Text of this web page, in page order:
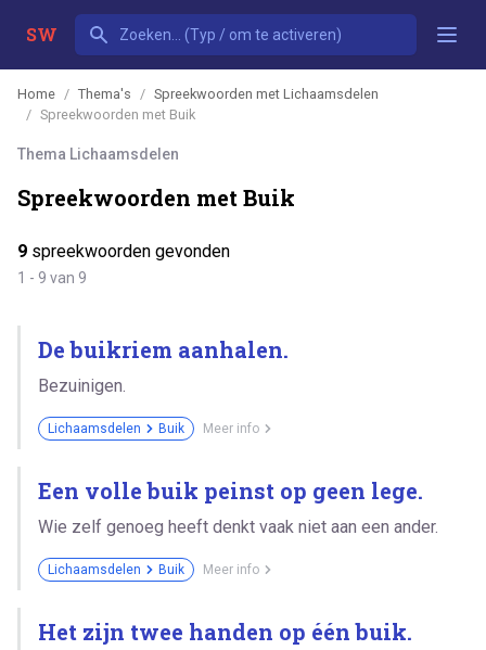
SW
Home Thema's
Spreekwoorden met Lichaamsdelen
Spreekwoorden met Buik
Thema Lichaamsdelen
Spreekwoorden met Buik
9 spreekwoorden gevonden
1 - 9 van 9
De buikriem aanhalen.
Bezuinigen.
Lichaamsdelen Buik Meer info
Een volle buik peinst op geen lege.
Wie zelf genoeg heeft denkt vaak niet aan een ander.
Lichaamsdelen Buik Meer info
Het zijn twee handen op één buik.